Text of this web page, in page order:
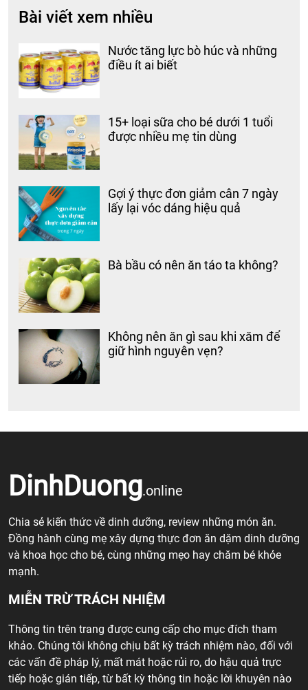
Bài viết xem nhiều
Nước tăng lực bò húc và những
điều ít ai biết
15+ loại sữa cho bé dưới 1 tuổi
được nhiều mẹ tin dùng
Gợi ý thực đơn giảm cân 7 ngày
lấy lại vóc dáng hiệu quả
Bà bầu có nên ăn táo ta không?
Không nên ăn gì sau khi xăm để
giữ hình nguyên vẹn?
DinhDuong.online
Chia sẻ kiến thức về dinh dưỡng, review những món ăn.
Đồng hành cùng mẹ xây dựng thực đơn ăn dặm dinh dưỡng
và khoa học cho bé, cùng những mẹo hay chăm bé khỏe
mạnh.
MIỄN TRỪ TRÁCH NHIỆM
Thông tin trên trang được cung cấp cho mục đích tham
khảo. Chúng tôi không chịu bất kỳ trách nhiệm nào, đối với
các vấn đề pháp lý, mất mát hoặc rủi ro, do hậu quả trực
tiếp hoặc gián tiếp, từ bất kỳ thông tin hoặc lời khuyên nào